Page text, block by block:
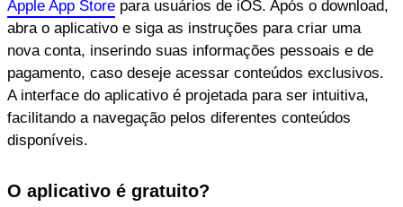
Apple App Store para usuários de iOS. Após o download,
abra o aplicativo e siga as instruções para criar uma
nova conta, inserindo suas informações pessoais e de
pagamento, caso deseje acessar conteúdos exclusivos.
A interface do aplicativo é projetada para ser intuitiva,
facilitando a navegação pelos diferentes conteúdos
disponíveis.
O aplicativo é gratuito?